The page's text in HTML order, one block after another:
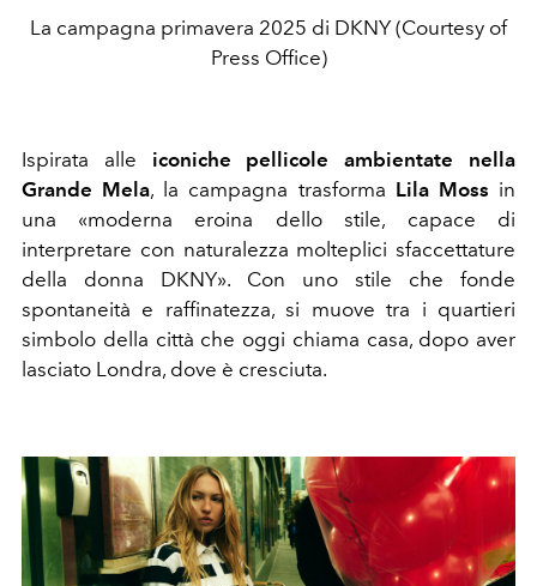
La campagna primavera 2025 di DKNY (Courtesy of
Press Office)
Ispirata alle iconiche pellicole ambientate nella
Grande Mela, la campagna trasforma Lila Moss in
una «moderna eroina dello stile, capace di
interpretare con naturalezza molteplici sfaccettature
della donna DKNY». Con uno stile che fonde
spontaneità e raffinatezza, si muove tra i quartieri
simbolo della città che oggi chiama casa, dopo aver
lasciato Londra, dove è cresciuta.